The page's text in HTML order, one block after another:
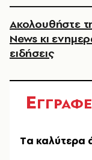
Ακολουθήστε
News κι
ειδήσεις
Ε
Tα καλύτερα